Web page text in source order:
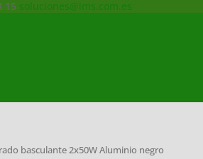
15 soluciones@ims.com.es
basculante 2x50W Aluminio negro